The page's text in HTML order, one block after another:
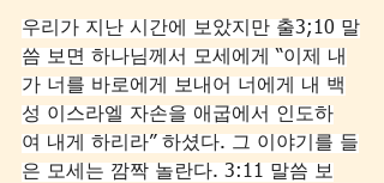
우리가 지난 시간에 보았지만 출3;10 말
씀 보면 하나님께서 모세에게 “이제 내
가 너를 바로에게 보내어 너에게 내 백
성 이스라엘 자손을 애굽에서 인도하
여 내게 하리라” 하셨다. 그 이야기를 들
은 모세는 깜짝 놀란다. 3:11 말씀 보